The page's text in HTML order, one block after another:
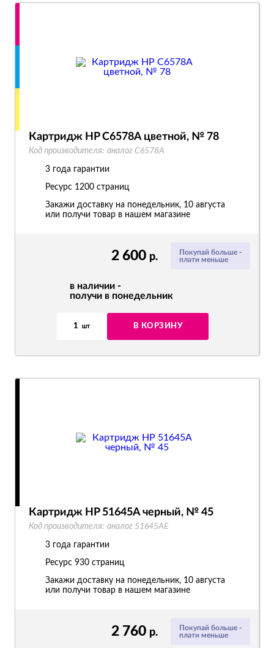
Покупай больше -
плати меньше
2 600 р.
в наличии -
получи в понедельник
1 шт В КОРЗИНУ
Картридж HP C6578A цветной, № 78
Код производителя: аналог C6578A
3 года гарантии
Ресурс 1200 страниц
Закажи доставку на понедельник, 10 августа
или получи товар в нашем магазине
Покупай больше -
плати меньше
2 760 р.
Картридж HP 51645A черный, № 45
Код производителя: аналог 51645AE
3 года гарантии
Ресурс 930 страниц
Закажи доставку на понедельник, 10 августа
или получи товар в нашем магазине